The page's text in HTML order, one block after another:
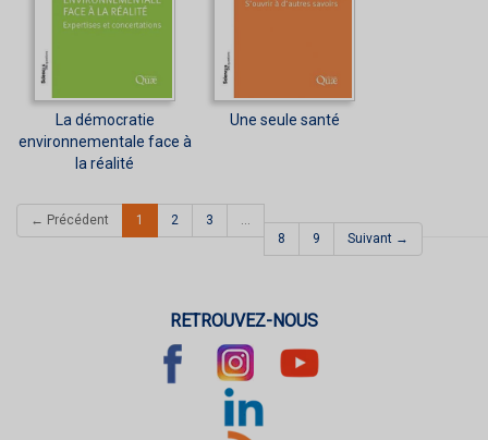
La démocratie
environnementale face à
la réalité
Une seule santé
← Précédent 1 (current)
2 3
…
8
9 Suivant →
RETROUVEZ-NOUS